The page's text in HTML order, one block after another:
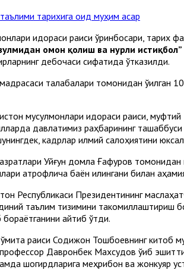
идораси раиси ўринбосари, тарих
омон қолиш ва нурли истиқбол”
дебочаси сифатида ўтказилди.
талабалари томонидан ўқилган
мусулмонлари идораси раиси,
давлатимиз раҳбарининг
кадрлар илмий салоҳиятини
Уйғун домла Ғафуров
атрофлича баён қилингани билан
Республикаси Президентининг
таълим тизимини такомиллаштириш
айтиб ўтди.
раиси Содиқжон Тошбоевнинг китоб
Давронбек Махсудов ўқиб
шогирдларига меҳрибон ва жонкуяр